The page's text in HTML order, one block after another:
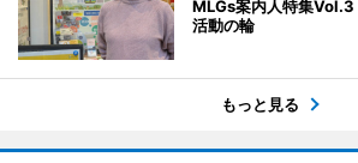
MLGs案内人特集
活動の輪
もっと見る